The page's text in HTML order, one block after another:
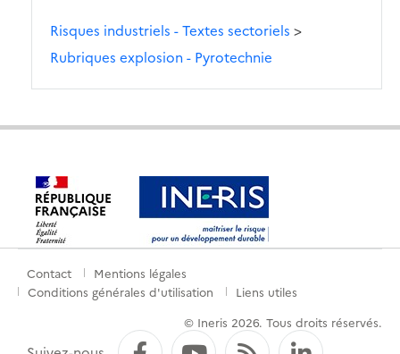
Risques industriels - Textes sectoriels >
Rubriques explosion - Pyrotechnie
Menu
pied
Contact
Mentions légales
Conditions générales d'utilisation
Liens utiles
© Ineris 2026. Tous droits réservés.